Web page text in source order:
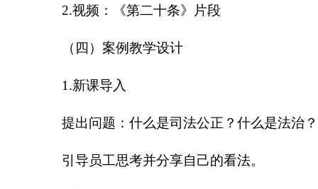
2.视频：《第二十条》片段
（四）案例教学设计
1.新课导入
提出问题：什么是司法公正？什么是法治
引导员工思考并分享自己的看法。